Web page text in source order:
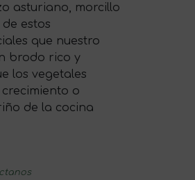
asturiano, morcillo
estos
que nuestro
brodo rico y
los vegetales
o
de la cocina